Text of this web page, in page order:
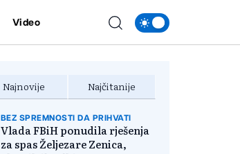
Video
Najnovije Najčitanije
BEZ SPREMNOSTI DA PRIHVATI
Vlada FBiH ponudila rješenja
za spas Željezare Zenica,